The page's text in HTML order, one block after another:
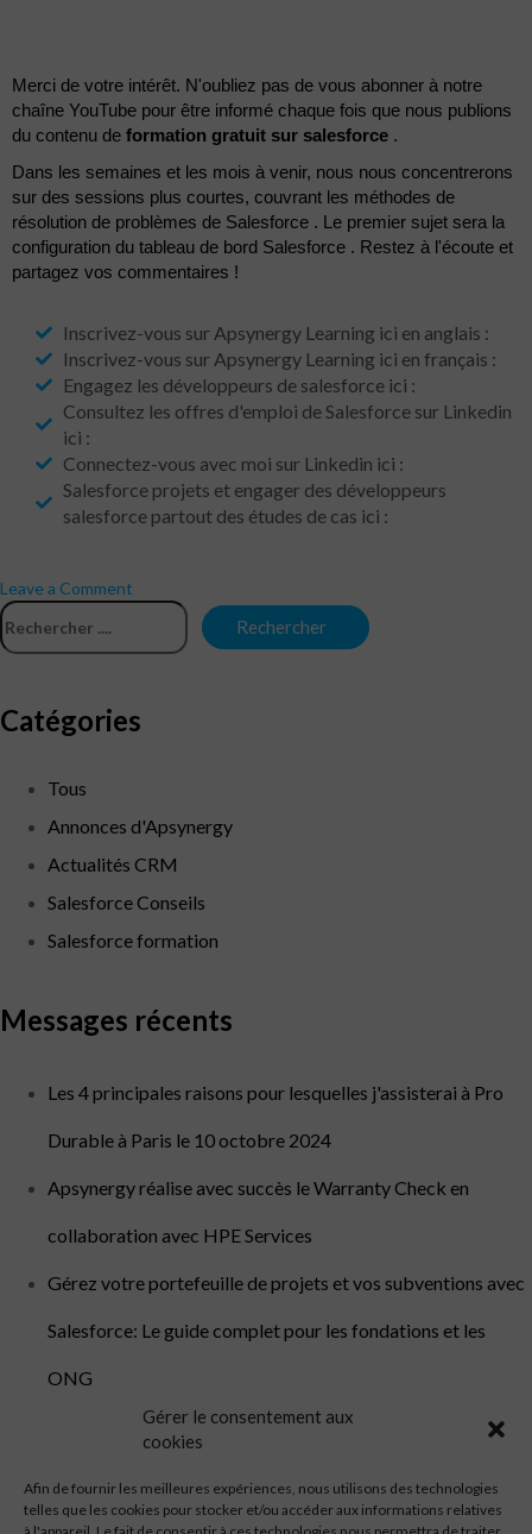
Gérer le consentement aux
cookies
Afin de fournir les meilleures expériences, nous utilisons des technologies
telles que les cookies pour stocker et/ou accéder aux informations relatives
Merci de votre intérêt. N'oubliez pas de vous abonner à notre
chaîne YouTube pour être informé chaque fois que nous publions
du contenu de formation gratuit sur salesforce .
Dans les semaines et les mois à venir, nous nous concentrerons
sur des sessions plus courtes, couvrant les méthodes de
résolution de problèmes de Salesforce . Le premier sujet sera la
configuration du tableau de bord Salesforce . Restez à l'écoute et
partagez vos commentaires !
Inscrivez-vous sur Apsynergy Learning ici en anglais :
Inscrivez-vous sur Apsynergy Learning ici en français :
Engagez les développeurs de salesforce ici :
Consultez les offres d'emploi de Salesforce sur Linkedin
ici :
Connectez-vous avec moi sur Linkedin ici :
Salesforce projets et engager des développeurs
salesforce partout des études de cas ici :
Leave a Comment
Catégories
Tous
Annonces d'Apsynergy
Actualités CRM
Salesforce Conseils
Salesforce formation
Messages récents
Les 4 principales raisons pour lesquelles j'assisterai à Pro
Durable à Paris le 10 octobre 2024
Apsynergy réalise avec succès le Warranty Check en
collaboration avec HPE Services
Gérez votre portefeuille de projets et vos subventions avec
Salesforce: Le guide complet pour les fondations et les
ONG
Dévoiler l'avenir de l'expérience client : Une plongée dans le
La volonté d'Aspynergy de proposer des solutions globales